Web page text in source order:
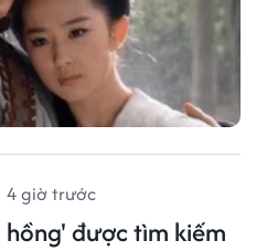
4 giờ trước
được tìm kiếm